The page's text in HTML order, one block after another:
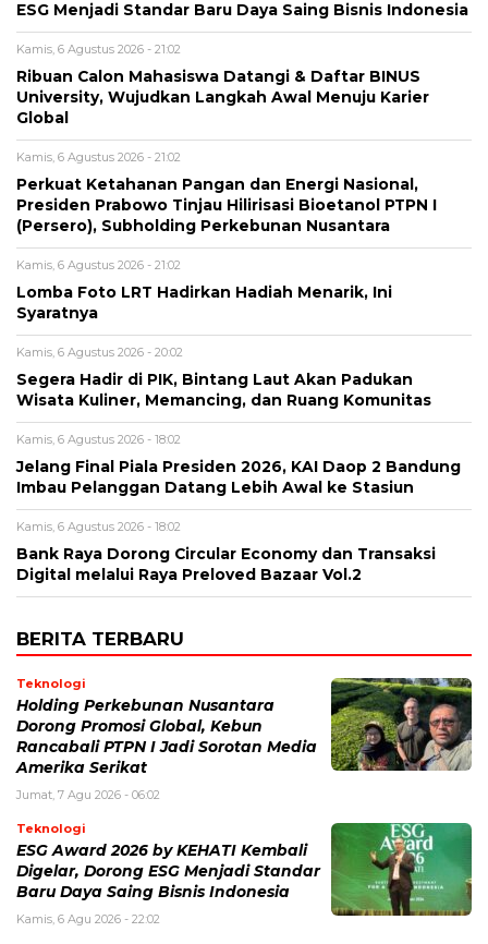
ESG Menjadi Standar Baru Daya Saing Bisnis Indonesia
Kamis, 6 Agustus 2026 - 21:02
Ribuan Calon Mahasiswa Datangi & Daftar BINUS
University, Wujudkan Langkah Awal Menuju Karier
Global
Kamis, 6 Agustus 2026 - 21:02
Perkuat Ketahanan Pangan dan Energi Nasional,
Presiden Prabowo Tinjau Hilirisasi Bioetanol PTPN I
(Persero), Subholding Perkebunan Nusantara
Kamis, 6 Agustus 2026 - 21:02
Lomba Foto LRT Hadirkan Hadiah Menarik, Ini
Syaratnya
Kamis, 6 Agustus 2026 - 20:02
Segera Hadir di PIK, Bintang Laut Akan Padukan
Wisata Kuliner, Memancing, dan Ruang Komunitas
Kamis, 6 Agustus 2026 - 18:02
Jelang Final Piala Presiden 2026, KAI Daop 2 Bandung
Imbau Pelanggan Datang Lebih Awal ke Stasiun
Kamis, 6 Agustus 2026 - 18:02
Bank Raya Dorong Circular Economy dan Transaksi
Digital melalui Raya Preloved Bazaar Vol.2
BERITA TERBARU
Teknologi
Holding Perkebunan Nusantara
Dorong Promosi Global, Kebun
Rancabali PTPN I Jadi Sorotan Media
Amerika Serikat
Jumat, 7 Agu 2026 - 06:02
Teknologi
ESG Award 2026 by KEHATI Kembali
Digelar, Dorong ESG Menjadi Standar
Baru Daya Saing Bisnis Indonesia
Kamis, 6 Agu 2026 - 22:02